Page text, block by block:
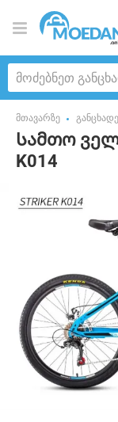
მთავარზე
Სამთო
K014